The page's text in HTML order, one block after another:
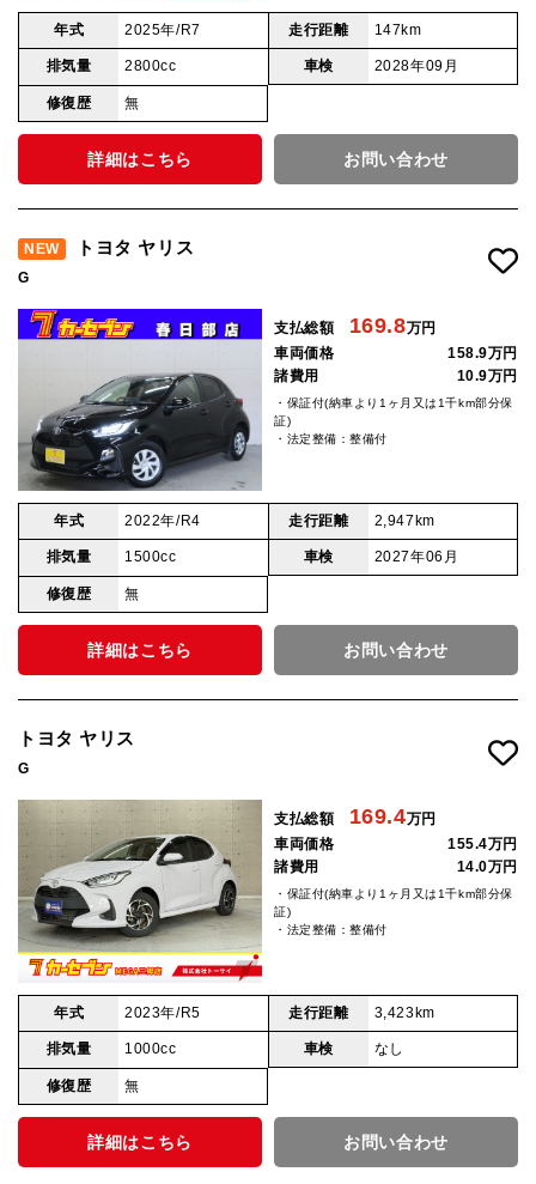
年式 2025年/R7 走行距離 147km
排気量 2800cc 車検 2028年09月
修復歴 無
詳細はこちら お問い合わせ
NEW トヨタ ヤリス
G
支払総額 169.8万円
車両価格
158.9万円
諸費用
10.9万円
・保証付(納車より1ヶ月又は1千km部分保
証)
・法定整備：整備付
年式 2022年/R4 走行距離 2,947km
排気量 1500cc 車検 2027年06月
修復歴 無
詳細はこちら お問い合わせ
トヨタ ヤリス
G
支払総額 169.4万円
車両価格
155.4万円
諸費用
14.0万円
・保証付(納車より1ヶ月又は1千km部分保
証)
・法定整備：整備付
年式 2023年/R5 走行距離 3,423km
排気量 1000cc 車検 なし
修復歴 無
詳細はこちら お問い合わせ